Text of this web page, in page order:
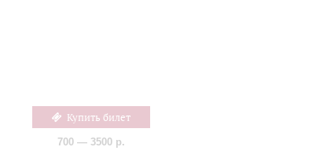
Купить билет
700 — 3500 р.